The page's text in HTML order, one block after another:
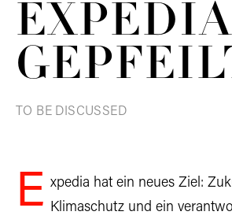
TO BE DISCUSSED
E xpedia hat ein neues Ziel:
Klimaschutz und ein